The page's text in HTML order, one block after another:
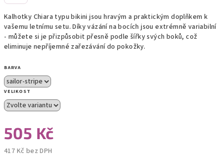
Kalhotky Chiara typu bikini jsou hravým a praktickým doplňkem k
vašemu letnímu setu. Díky vázání na bocích jsou extrémně variabilní
- můžete si je přizpůsobit přesně podle šířky svých boků, což
eliminuje nepříjemné zařezávání do pokožky.
BARVA
VELIKOST
505 Kč
417 Kč bez DPH